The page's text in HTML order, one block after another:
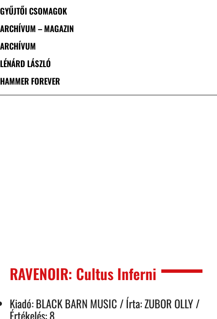
GYŰJTŐI CSOMAGOK
ARCHÍVUM – MAGAZIN
ARCHÍVUM
LÉNÁRD LÁSZLÓ
HAMMER FOREVER
RAVENOIR: Cultus Inferni
Kiadó: BLACK BARN MUSIC / Írta: ZUBOR OLLY /
Értékelés: 8